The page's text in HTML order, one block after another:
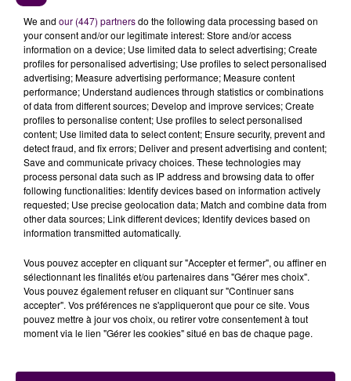
Sur l’A11, dans le secteur d’Angers, le trafic sera
important le samedi 12 août entre 9h et 14h ainsi que
le lundi 14 de 10h à 12h en direction de Nantes. De
manière générale, il est recommandé d’éviter le
créneau 10h-20h le vendredi 11 août, le créneau 5h-17h
le samedi 12 août, le créneau 9h-18h le dimanche 13
août et le créneau 10h-18h le lundi 14 août.
Retrouvez les prévisions de trafic détaillées sur le site
duCentre d'information routière!
We and our (447) partnersdo the following data processing based on
your consent and/or our legitimate interest: Store and/or access
information on a device; Use limited data to select advertising; Create
profiles for personalised advertising; Use profiles to select personalised
advertising; Measure advertising performance; Measure content
performance; Understand audiences through statistics or combinations
of data from different sources; Develop and improve services; Create
profiles to personalise content; Use profiles to select personalised
content; Use limited data to select content; Ensure security, prevent and
detect fraud, and fix errors; Deliver and present advertising and content;
Save and communicate privacy choices. These technologies may
process personal data such as IP address and browsing data to offer
following functionalities: Identify devices based on information actively
requested; Use precise geolocation data; Match and combine data from
other data sources; Link different devices; Identify devices based on
information transmitted automatically.
Vous pouvez accepter en cliquant sur "Accepter et fermer", ou affiner en
sélectionnant les finalités et/ou partenaires dans "Gérer mes choix".
Vous pouvez également refuser en cliquant sur "Continuer sans
accepter". Vos préférences ne s'appliqueront que pour ce site. Vous
pouvez mettre à jour vos choix, ou retirer votre consentement à tout
moment via le lien "Gérer les cookies" situé en bas de chaque page.